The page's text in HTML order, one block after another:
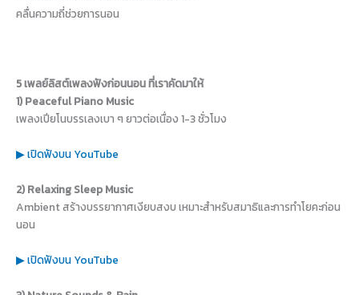
คลื่นความถี่ช่วยการนอน
5 เพลย์ลิสต์เพลงฟังก่อนนอน ที่เราคัดมาให้
1) Peaceful Piano Music
เพลงเปียโนบรรเลงเบา ๆ ยาวต่อเนื่อง 1-3 ชั่วโมง
▶ เปิดฟังบน YouTube
2) Relaxing Sleep Music
Ambient สร้างบรรยากาศเงียบสงบ เหมาะสำหรับสมาธิและการทำโยคะก่อน
นอน
▶ เปิดฟังบน YouTube